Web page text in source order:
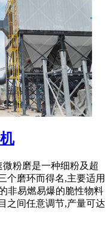
粉磨是一种细粉及超
个磨环而得名,主要适用
非易燃易爆的脆性物料
之间任意调节,产量可达